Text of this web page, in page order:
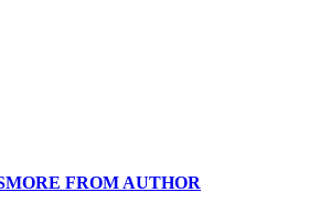
MORE FROM AUTHOR